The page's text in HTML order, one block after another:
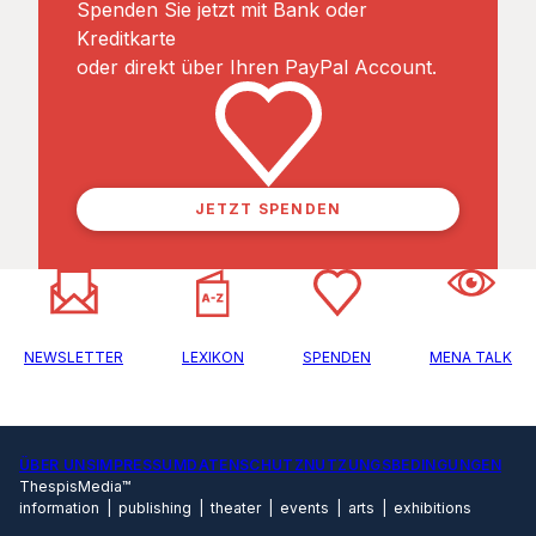
Spenden Sie jetzt mit Bank oder
Kreditkarte
oder direkt über Ihren PayPal Account.
JETZT SPENDEN
NEWSLETTER LEXIKON SPENDEN MENA TALK
ÜBER UNSIMPRESSUMDATENSCHUTZNUTZUNGSBEDINGUNGEN
ThespisMedia™
information | publishing | theater | events | arts | exhibitions